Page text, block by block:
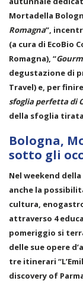
Mortadella
Romagna”,
(a cura di EcoBio
Romagna), “
degustazione di
Travel) e, per
sfoglia perfetta di
della sfoglia
Bologna,
sotto gli
Nel weekend
anche la
cultura,
attraverso 4
pomeriggio si
delle sue opere
tre itinerari
discovery of